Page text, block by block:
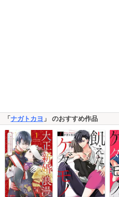
「 ナガトカヨ 」 のおすすめ作品